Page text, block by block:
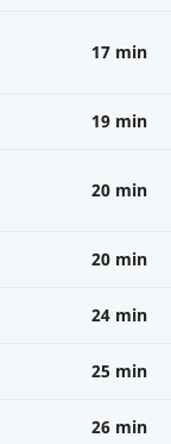
17 min
19 min
20 min
20 min
24 min
25 min
26 min